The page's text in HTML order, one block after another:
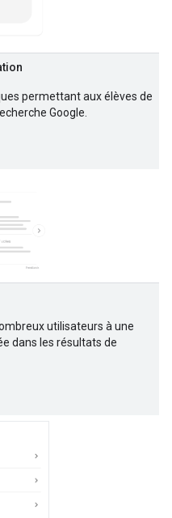
permettant aux élèves de
Google.
utilisateurs à une
dans les résultats de